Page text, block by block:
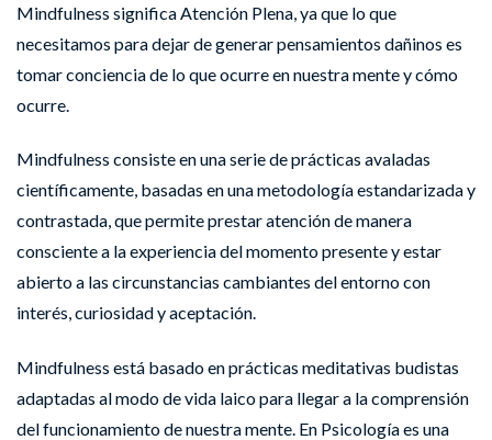
Mindfulness significa Atención Plena, ya que lo que
necesitamos para dejar de generar pensamientos dañinos es
tomar conciencia de lo que ocurre en nuestra mente y cómo
ocurre.
Mindfulness consiste en una serie de prácticas avaladas
científicamente, basadas en una metodología estandarizada y
contrastada, que permiteprestar atención de manera
consciente a la experiencia del momento presente y estar
abierto a las circunstancias cambiantes del entorno con
interés, curiosidad y aceptación.
Mindfulness está basado en prácticas meditativas budistas
adaptadas al modo de vida laico para llegar a la comprensión
del funcionamiento de nuestra mente. En Psicología es una